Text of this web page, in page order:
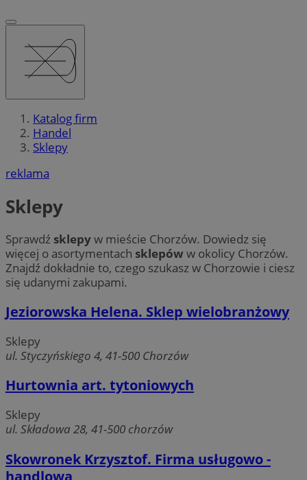
Katalog firm
Handel
Sklepy
reklama
Sklepy
Sprawdź sklepyw mieście Chorzów. Dowiedz się
więcej o asortymentach sklepów w okolicy Chorzów.
Znajdź dokładnie to, czego szukasz w Chorzowie i ciesz
się udanymi zakupami.
Jeziorowska Helena. Sklep wielobranżowy
Sklepy
ul. Styczyńskiego 4, 41-500 Chorzów
Hurtownia art. tytoniowych
Sklepy
ul. Składowa 28, 41-500 chorzów
Skowronek Krzysztof. Firma usługowo -
handlowa